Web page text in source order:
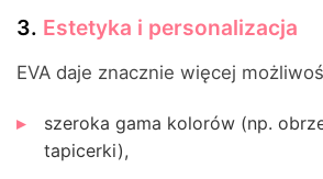
3. Estetyka i personalizacja
EVA daje znacznie więcej
szeroka gama kolorów (np.
tapicerki),